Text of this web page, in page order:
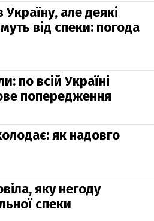
але деякі
від спеки: погода
по всій Україні
попередження
як надовго
яку негоду
спеки